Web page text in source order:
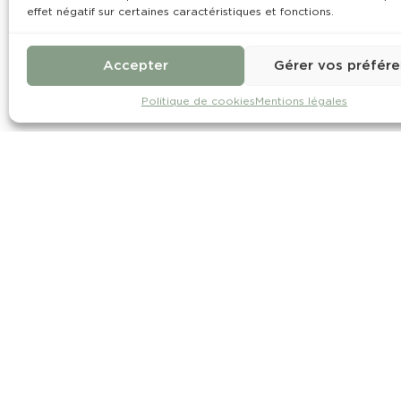
effet négatif sur certaines caractéristiques et fonctions.
Accepter Gérer vos
Politique de cookies Mentions légales